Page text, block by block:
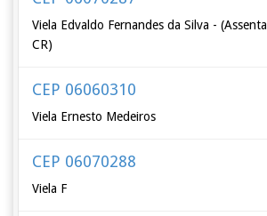
Viela Edvaldo Fernandes da Silva -
CR)
CEP 06060310
Viela Ernesto Medeiros
CEP 06070288
Viela F